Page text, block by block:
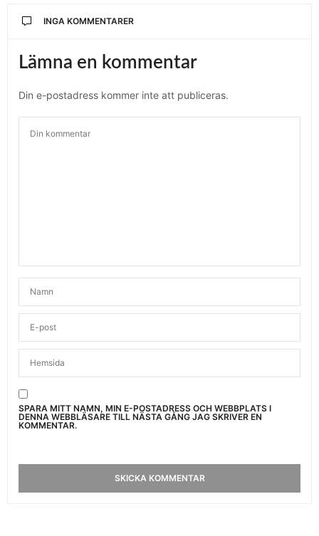
INGA KOMMENTARER
Lämna en kommentar
Din e-postadress kommer inte att publiceras.
SPARA MITT NAMN, MIN E-POSTADRESS OCH WEBBPLATS I
DENNA WEBBLÄSARE TILL NÄSTA GÅNG JAG SKRIVER EN
KOMMENTAR.